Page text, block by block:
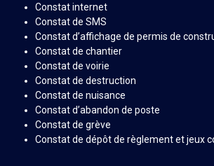
Constat internet
Constat de SMS
Constat d’affichage de permis de
Constat de chantier
Constat de voirie
Constat de destruction
Constat de nuisance
Constat d’abandon de poste
Constat de grève
Constat de dépôt de règlement et jeux